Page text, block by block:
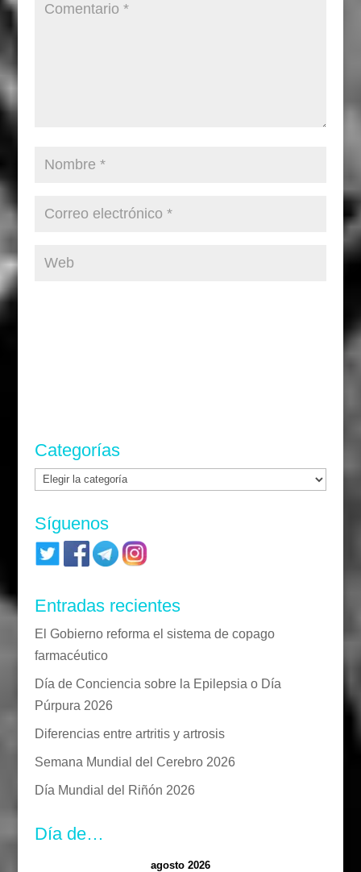
Categorías
Categorías
Síguenos
Entradas recientes
El Gobierno reforma el sistema de copago
farmacéutico
Día de Conciencia sobre la Epilepsia o Día
Púrpura 2026
Diferencias entre artritis y artrosis
Semana Mundial del Cerebro 2026
Día Mundial del Riñón 2026
Día de…
agosto 2026